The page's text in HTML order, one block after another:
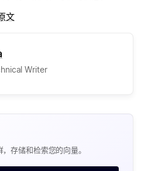
存储和检索您的向量。
文
Writer